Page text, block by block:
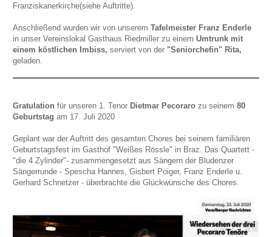
Franziskanerkirche(siehe Auftritte).
Anschließend wurden wir von unserem Tafelmeister Franz Enderle
in unser Vereinslokal Gasthaus Riedmiller zu einem Umtrunk mit
einem köstlichen Imbiss, serviert von der "Seniorchefin" Rita,
geladen.
Gratulation für unseren 1. Tenor Dietmar Pecoraro zu seinem 80
Geburtstag am 17. Juli 2020
Geplant war der Auftritt des gesamten Chores bei seinem familiären
Geburtstagsfest im Gasthof "Weißes Rössle" in Braz. Das Quartett -
"die 4 Zylinder"- zusammengesetzt aus Sängern der Bludenzer
Sängerrunde - Spescha Hannes, Gisbert Poiger, Franz Enderle u.
Gerhard Schnetzer - überbrachte die Glückwünsche des Chores.